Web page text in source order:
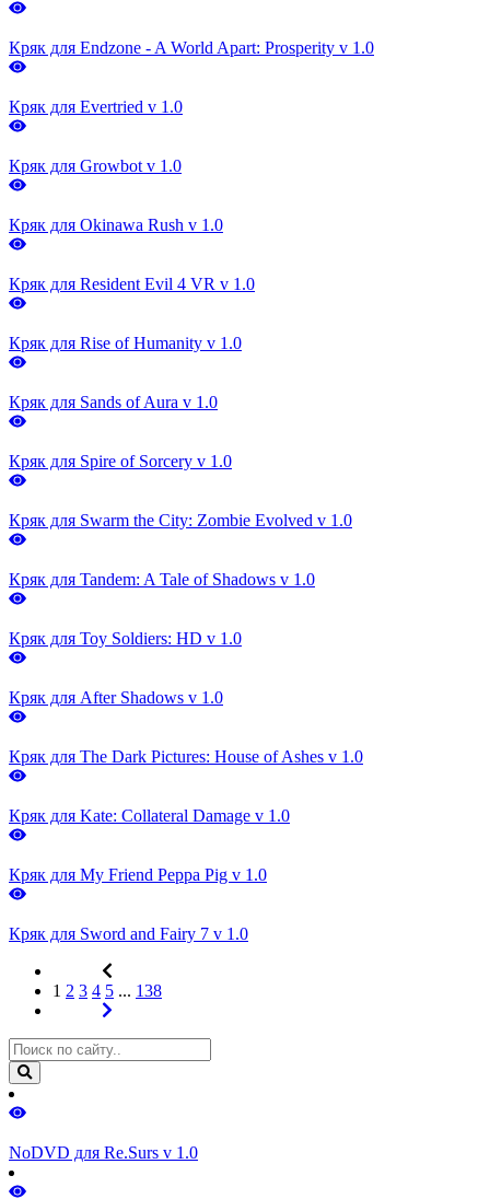
Кряк для Endzone - A World Apart: Prosperity v 1.0
Кряк для Evertried v 1.0
Кряк для Growbot v 1.0
Кряк для Okinawa Rush v 1.0
Кряк для Resident Evil 4 VR v 1.0
Кряк для Rise of Humanity v 1.0
Кряк для Sands of Aura v 1.0
Кряк для Spire of Sorcery v 1.0
Кряк для Swarm the City: Zombie Evolved v 1.0
Кряк для Tandem: A Tale of Shadows v 1.0
Кряк для Toy Soldiers: HD v 1.0
Кряк для After Shadows v 1.0
Кряк для The Dark Pictures: House of Ashes v 1.0
Кряк для Kate: Collateral Damage v 1.0
Кряк для My Friend Peppa Pig v 1.0
Кряк для Sword and Fairy 7 v 1.0
1 2 3 4 5 ... 138
NoDVD для Re.Surs v 1.0